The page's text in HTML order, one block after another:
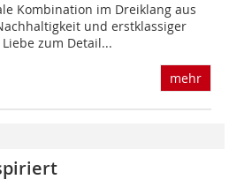
Kombination im Dreiklang aus
und erstklassiger
zum Detail...
mehr